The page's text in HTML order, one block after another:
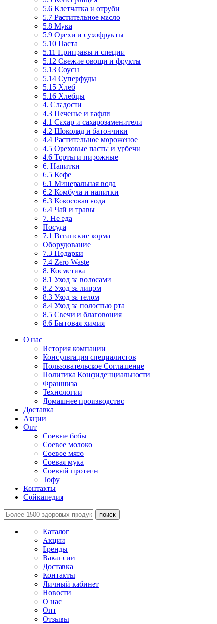
5.6 Клетчатка и отруби
5.7 Растительное масло
5.8 Мука
5.9 Орехи и сухофрукты
5.10 Паста
5.11 Приправы и специи
5.12 Свежие овощи и фрукты
5.13 Соусы
5.14 Суперфуды
5.15 Хлеб
5.16 Хлебцы
4. Сладости
4.3 Печенье и вафли
4.1 Сахар и сахарозаменители
4.2 Шоколад и батончики
4.4 Растительное мороженое
4.5 Ореховые пасты и урбечи
4.6 Торты и пирожные
6. Напитки
6.5 Кофе
6.1 Минеральная вода
6.2 Комбуча и напитки
6.3 Кокосовая вода
6.4 Чай и травы
7. Не еда
Посуда
7.1 Веганские корма
Оборудование
7.3 Подарки
7.4 Zero Waste
8. Косметика
8.1 Уход за волосами
8.2 Уход за лицом
8.3 Уход за телом
8.4 Уход за полостью рта
8.5 Свечи и благовония
8.6 Бытовая химия
О нас
История компании
Консультация специалистов
Пользовательское Соглашение
Политика Конфиденциальности
Франшиза
Технологии
Домашнее производство
Доставка
Акции
Опт
Соевые бобы
Соевое молоко
Соевое мясо
Соевая мука
Соевый протеин
Тофу
Контакты
Сойкапедия
поиск
Каталог
Акции
Бренды
Вакансии
Доставка
Контакты
Личный кабинет
Новости
О нас
Опт
Отзывы